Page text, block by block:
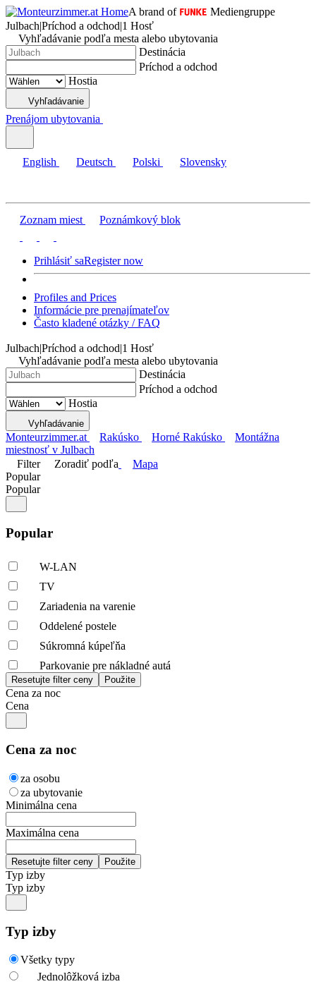
A brand of
Mediengruppe
Julbach|Príchod a odchod|1 Hosť
Vyhľadávanie podľa mesta alebo ubytovania
Destinácia
Príchod a odchod
Hostia
Vyhľadávanie
Prenájom ubytovania
English Deutsch Polski Slovensky
Zoznam miest Poznámkový blok
Prihlásiť saRegister now
Profiles and Prices
Informácie pre prenajímateľov
Často kladené otázky / FAQ
Julbach|Príchod a odchod|1 Hosť
Vyhľadávanie podľa mesta alebo ubytovania
Destinácia
Príchod a odchod
Hostia
Vyhľadávanie
Monteurzimmer.at Rakúsko Horné Rakúsko
Montážna
miestnosť v Julbach
Filter
Zoradiť podľa
Mapa
Popular
Popular
Popular
W-LAN
TV
Zariadenia na varenie
Oddelené postele
Súkromná kúpeľňa
Parkovanie pre nákladné autá
Cena za noc
Cena
Cena za noc
za osobu
za ubytovanie
Minimálna cena
Maximálna cena
Typ izby
Typ izby
Typ izby
Všetky typy
Jednolôžková izba